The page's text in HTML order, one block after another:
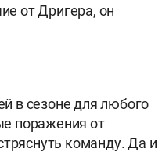
от Дригера, он
в сезоне для любого
поражения от
команду. Да и